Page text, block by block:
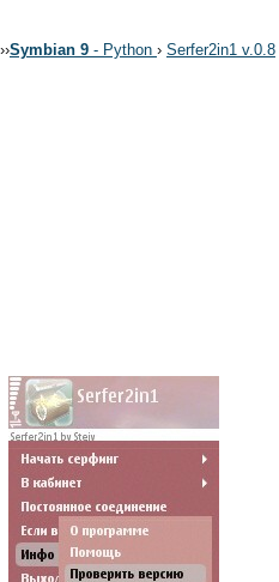
››Symbian 9 - Python › Serfer2in1 v.0.8